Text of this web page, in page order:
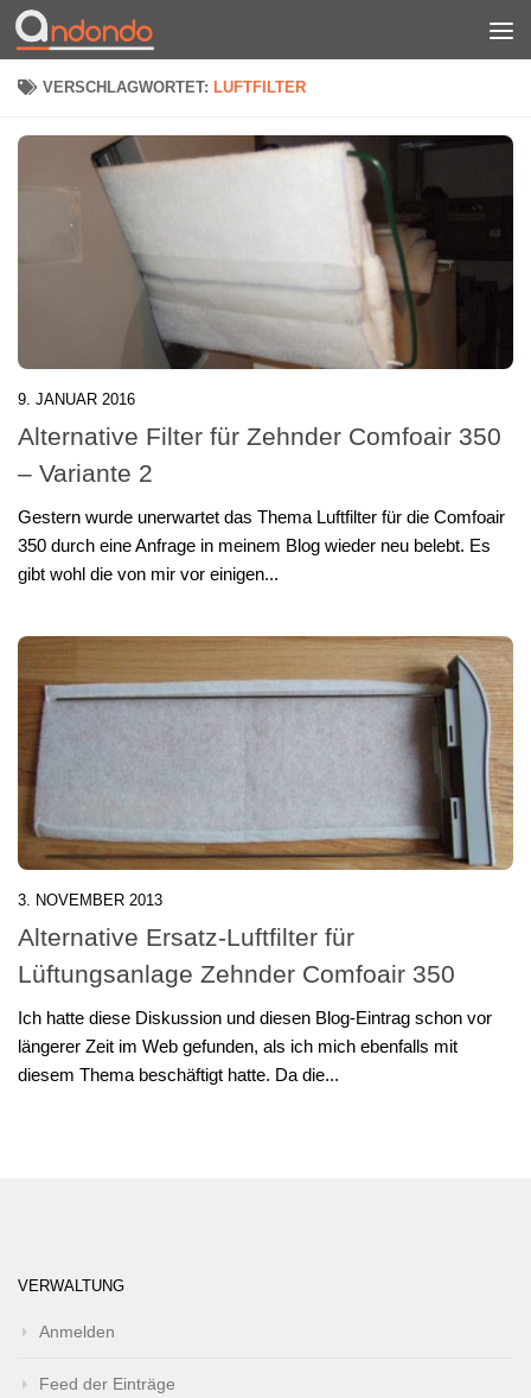
Zum Inhalt springen
VERSCHLAGWORTET: LUFTFILTER
9. JANUAR 2016
Alternative Filter für Zehnder Comfoair 350
– Variante 2
Gestern wurde unerwartet das Thema Luftfilter für die Comfoair
350 durch eine Anfrage in meinem Blog wieder neu belebt. Es
gibt wohl die von mir vor einigen...
3. NOVEMBER 2013
Alternative Ersatz-Luftfilter für
Lüftungsanlage Zehnder Comfoair 350
Ich hatte diese Diskussion und diesen Blog-Eintrag schon vor
längerer Zeit im Web gefunden, als ich mich ebenfalls mit
diesem Thema beschäftigt hatte. Da die...
VERWALTUNG
Anmelden
Feed der Einträge